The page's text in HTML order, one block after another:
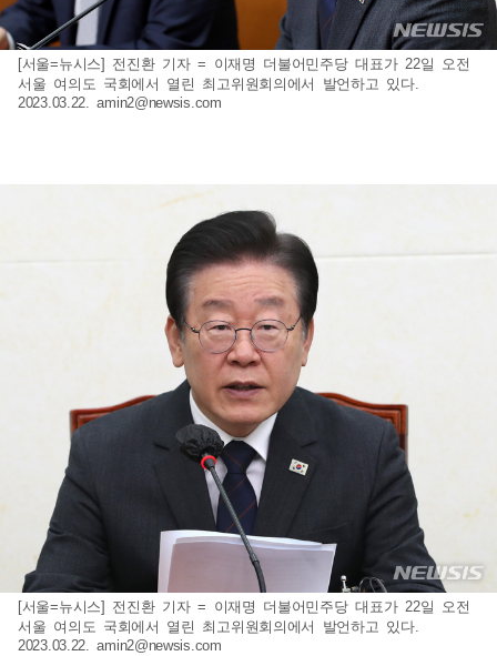
[서울=뉴시스] 전진환 기자 = 이재명 더불어민주당 대표가 22일 오전
서울 여의도 국회에서 열린 최고위원회의에서 발언하고 있다.
2023.03.22.amin2@newsis.com
[서울=뉴시스] 전진환 기자 = 이재명 더불어민주당 대표가 22일 오전
서울 여의도 국회에서 열린 최고위원회의에서 발언하고 있다.
2023.03.22.amin2@newsis.com